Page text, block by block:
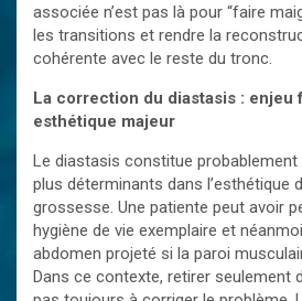
associée n’est pas là pour “faire
les transitions et rendre la
cohérente avec le reste du tronc.
La correction du diastasis : enjeu
esthétique majeur
Le diastasis constitue probablement
plus déterminants dans l’esthétique
grossesse. Une patiente peut avoir
hygiène de vie exemplaire et
abdomen projeté si la paroi
Dans ce contexte, retirer seulement